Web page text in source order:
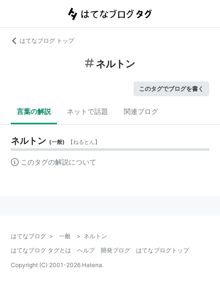
はてなブログ トップ
ネルトン
このタグでブログを書く
言葉の解説 ネットで話題 関連ブログ
ネルトン (一般) 【ねるとん】
このタグの解説について
はてなブログ > 一般 > ネルトン
はてなブログ タグとは
ヘルプ 開発ブログ
はてなブログトップ
Copyright (C) 2001-2026 Hatena.